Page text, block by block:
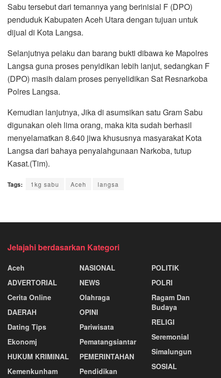
Sabu tersebut dari temannya yang berinisial F (DPO)
penduduk Kabupaten Aceh Utara dengan tujuan untuk
dijual di Kota Langsa.
Selanjutnya pelaku dan barang bukti dibawa ke Mapolres
Langsa guna proses penyidikan lebih lanjut, sedangkan F
(DPO) masih dalam proses penyelidikan Sat Resnarkoba
Polres Langsa.
Kemudian lanjutnya, Jika di asumsikan satu Gram Sabu
digunakan oleh lima orang, maka kita sudah berhasil
menyelamatkan 8.640 jiwa khususnya masyarakat Kota
Langsa dari bahaya penyalahgunaan Narkoba, tutup
Kasat.(Tim).
Tags: 1kg sabu Aceh langsa
Jelajahi berdasarkan Kategori
Aceh
ADVERTORIAL
Cerita Online
DAERAH
Dating Tips
Ekonomj
HUKUM KRIMINAL
Kemenkunham
NASIONAL
NEWS
Olahraga
OPINI
Pariwisata
Pematangsiantar
PEMERINTAHAN
Pendidikan
POLITIK
POLRI
Ragam Dan
Budaya
RELIGI
Seremonial
Simalungun
SOSIAL